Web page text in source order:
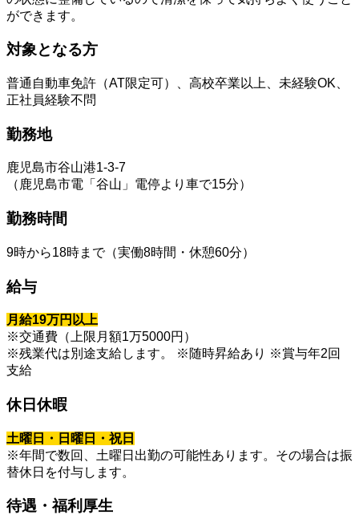
ができます。
対象となる方
普通自動車免許（AT限定可）、高校卒業以上、未経験OK、
正社員経験不問
勤務地
鹿児島市谷山港1-3-7
（鹿児島市電「谷山」電停より車で15分）
勤務時間
9時から18時まで（実働8時間・休憩60分）
給与
月給19万円以上
※交通費（上限月額1万5000円）
※残業代は別途支給します。 ※随時昇給あり ※賞与年2回
支給
休日休暇
土曜日・日曜日・祝日
※年間で数回、土曜日出勤の可能性あります。その場合は振
替休日を付与します。
待遇・福利厚生